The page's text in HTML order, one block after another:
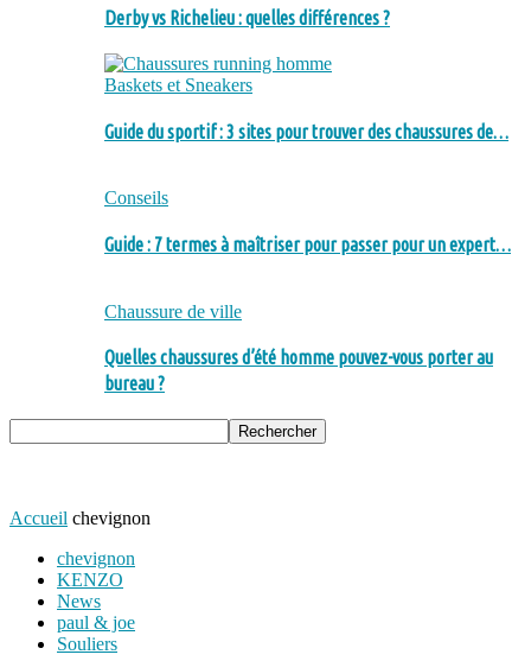
Derby vs Richelieu : quelles différences ?
Baskets et Sneakers
Guide du sportif : 3 sites pour trouver des chaussures de…
Conseils
Guide : 7 termes à maîtriser pour passer pour un expert…
Chaussure de ville
Quelles chaussures d’été homme pouvez-vous porter au
bureau ?
Accueil chevignon
chevignon
KENZO
News
paul & joe
Souliers